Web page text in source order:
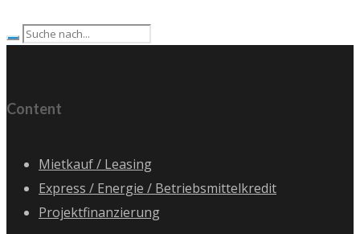
Content
Mietkauf / Leasing
Express / Energie / Betriebsmittelkredit
Projektfinanzierung